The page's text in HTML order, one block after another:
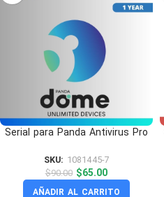
Serial para Panda Antivirus Pro
SKU: 1081445-7
$90.00 $65.00
AÑADIR AL CARRITO
Servicio rápido y excelente